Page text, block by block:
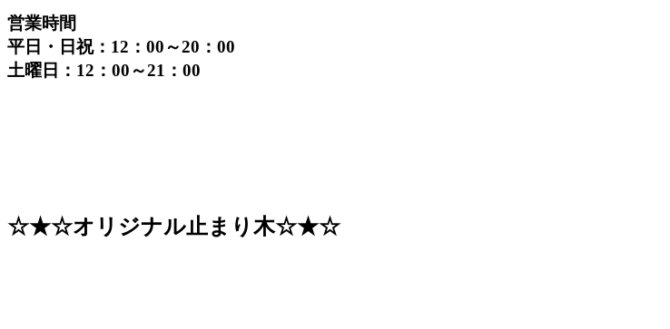
営業時間
平日・日祝：12：00～20：00
土曜日：12：00～21：00
☆★☆オリジナル止まり木☆★☆